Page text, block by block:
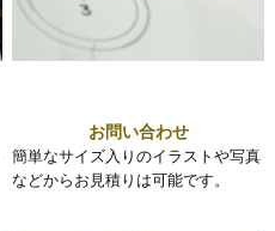
お問い合わせ
簡単なサイズ入りのイラストや写真
などからお見積りは可能です。